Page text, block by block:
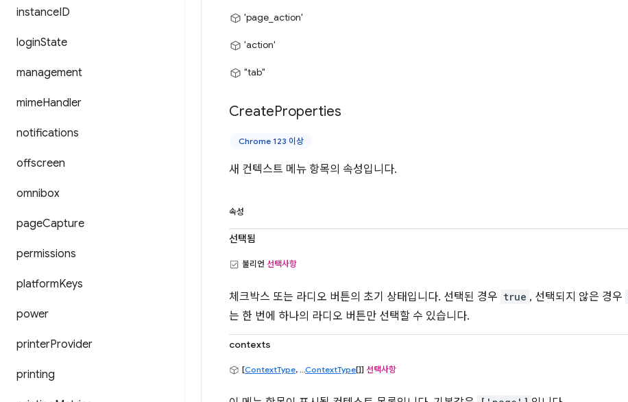
instanceID
loginState
management
mimeHandler
notifications
offscreen
omnibox
pageCapture
permissions
platformKeys
power
printerProvider
printing
'page_action'
'action'
"tab"
CreateProperties
Chrome 123 이상
새 컨텍스트 메뉴 항목의 속성입니다.
속성
선택됨
불리언 선택사항
체크박스 또는 라디오 버튼의 초기 상태입니다. 선택된 경우 true , 선택되지 않은 경우
는 한 번에 하나의 라디오 버튼만 선택할 수 있습니다.
contexts
[ContextType, ...ContextType[]] 선택사항